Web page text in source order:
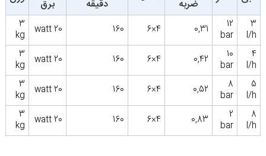
ضربه دقیقه برق
3
l/h
12
bar
0,31
4×6
160
20 watt
3
kg
4
l/h
10
bar
0,42
4×6
160
20 watt
3
kg
5
l/h
8
bar
0,52
4×6
160
20 watt
3
kg
8
l/h
2
bar
0,83
4×6
160
20 watt
3
kg